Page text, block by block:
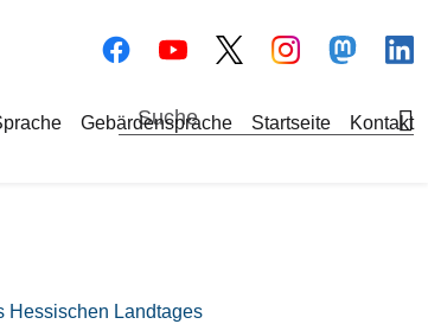
BilddateiBilddatei
Gebärdensprache Startseite Kontakt
Hessischen Landtages